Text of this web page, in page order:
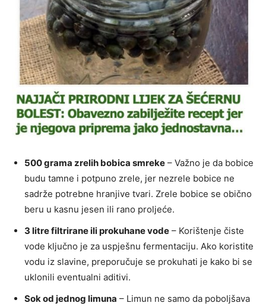
500 grama zrelih bobica smreke – Važno je da bobice
budu tamne i potpuno zrele, jer nezrele bobice ne
sadrže potrebne hranjive tvari. Zrele bobice se obično
beru u kasnu jesen ili rano proljeće.
3 litre filtrirane ili prokuhane vode – Korištenje čiste
vode ključno je za uspješnu fermentaciju. Ako koristite
vodu iz slavine, preporučuje se prokuhati je kako bi se
uklonili eventualni aditivi.
Sok od jednog limuna – Limun ne samo da poboljšava